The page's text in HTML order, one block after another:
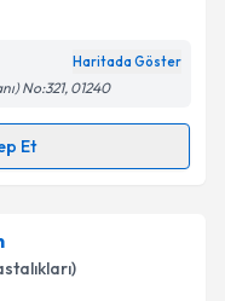
Haritada Göster
No:321, 01240
Et
randevu takvimi
randevu almanız
posta ile